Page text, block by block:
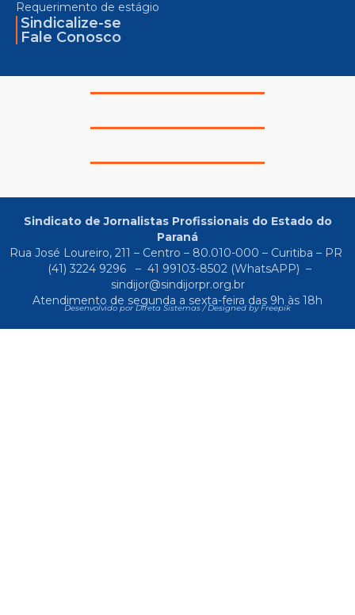
Requerimento de estágio
Sindicalize-se
Fale Conosco
Sindicato de Jornalistas Profissionais do Estado do
Paraná
Rua José Loureiro, 211 – Centro – 80.010-000 – Curitiba – PR
(41) 3224 9296
– 41 99103-8502(WhatsAPP) –
sindijor@sindijorpr.org.br
Atendimento de segunda a sexta-feira das 9h às 18h
Desenvolvido por Direta Sistemas /Designed by Freepik